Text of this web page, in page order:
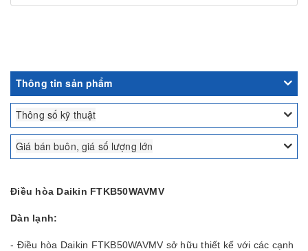
Thông tin sản phẩm
Thông số kỹ thuật
Giá bán buôn, giá số lượng lớn
Điều hòa Daikin FTKB50WAVMV
Dàn lạnh:
- Điều hòa Daikin FTKB50WAVMV sở hữu thiết kế với các cạnh